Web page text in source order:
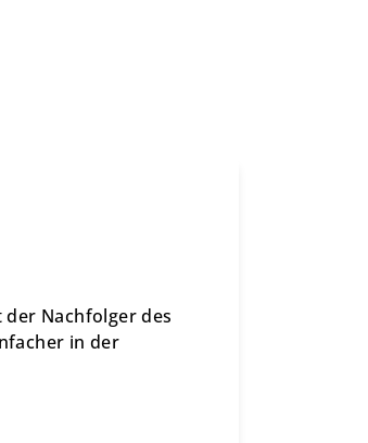
der Nachfolger des
in der